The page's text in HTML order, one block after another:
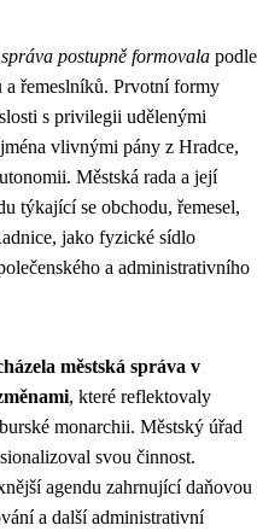
postupně formovala podle
řemeslníků. Prvotní formy
s privilegii udělenými
vlivnými pány z Hradce,
Městská rada a její
týkající se obchodu, řemesel,
jako fyzické sídlo
a administrativního
městská správa v
, které reflektovaly
monarchii. Městský úřad
svou činnost.
agendu zahrnující daňovou
a další administrativní